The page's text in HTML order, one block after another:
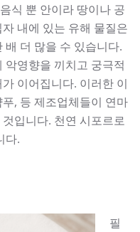
식 뿐 안이라 땅이나 공
내에 있는 유해 물질은
더 많을 수 있습니다.
악영향을 끼치고 궁극적
이어집니다. 이러한 이
, 등 제조업체들이 연마
입니다. 천연 시포르로
다.
필